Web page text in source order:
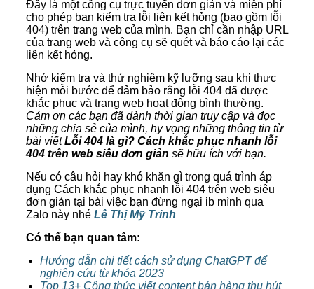
Đây là một công cụ trực tuyến đơn giản và miễn phí
cho phép bạn kiểm tra lỗi liên kết hỏng (bao gồm lỗi
404) trên trang web của mình. Bạn chỉ cần nhập URL
của trang web và công cụ sẽ quét và báo cáo lại các
liên kết hỏng.
Nhớ kiểm tra và thử nghiệm kỹ lưỡng sau khi thực
hiện mỗi bước để đảm bảo rằng lỗi 404 đã được
khắc phục và trang web hoạt động bình thường.
Cảm ơn các bạn đã dành thời gian truy cập và đọc
những chia sẻ của mình, hy vọng những thông tin từ
bài viếtLỗi 404 là gì? Cách khắc phục nhanh lỗi
404 trên web siêu đơn giản sẽ hữu ích với bạn.
Nếu có câu hỏi hay khó khăn gì trong quá trình áp
dụng Cách khắc phục nhanh lỗi 404 trên web siêu
đơn giản tại bài việcbạn đừng ngại ib mình qua
Zalo này nhé Lê Thị Mỹ Trinh
Có thể bạn quan tâm:
Hướng dẫn chi tiết cách sử dụng ChatGPT để
nghiên cứu từ khóa 2023
Top 13+ Công thức viết content bán hàng thu hút